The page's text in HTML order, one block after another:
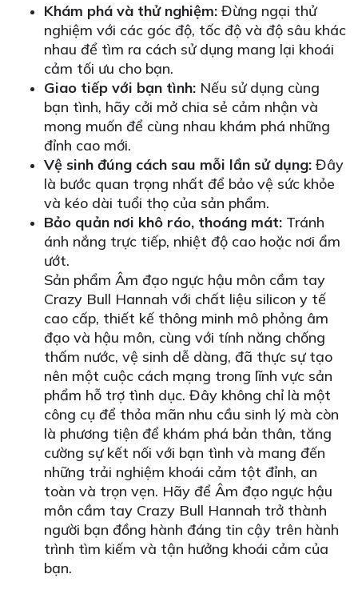
Khám phá và thử nghiệm: Đừng ngại thử
nghiệm với các góc độ, tốc độ và độ sâu khác
nhau để tìm ra cách sử dụng mang lại khoái
cảm tối ưu cho bạn.
Giao tiếp với bạn tình: Nếu sử dụng cùng
bạn tình, hãy cởi mở chia sẻ cảm nhận và
mong muốn để cùng nhau khám phá những
đỉnh cao mới.
Vệ sinh đúng cách sau mỗi lần sử dụng: Đây
là bước quan trọng nhất để bảo vệ sức khỏe
và kéo dài tuổi thọ của sản phẩm.
Bảo quản nơi khô ráo, thoáng mát: Tránh
ánh nắng trực tiếp, nhiệt độ cao hoặc nơi ẩm
ướt.
Sản phẩm Âm đạo ngực hậu môn cầm tay
Crazy Bull Hannah với chất liệu silicon y tế
cao cấp, thiết kế thông minh mô phỏng âm
đạo và hậu môn, cùng với tính năng chống
thấm nước, vệ sinh dễ dàng, đã thực sự tạo
nên một cuộc cách mạng trong lĩnh vực sản
phẩm hỗ trợ tình dục. Đây không chỉ là một
công cụ để thỏa mãn nhu cầu sinh lý mà còn
là phương tiện để khám phá bản thân, tăng
cường sự kết nối với bạn tình và mang đến
những trải nghiệm khoái cảm tột đỉnh, an
toàn và trọn vẹn. Hãy để Âm đạo ngực hậu
môn cầm tay Crazy Bull Hannah trở thành
người bạn đồng hành đáng tin cậy trên hành
trình tìm kiếm và tận hưởng khoái cảm của
bạn.